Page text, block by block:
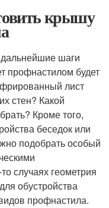
крышу
дальнейшие шаги
профнастилом будет
лист
стен? Какой
Кроме того,
беседок или
подобрать особый
случаях геометрия
обустройства
профнастила.